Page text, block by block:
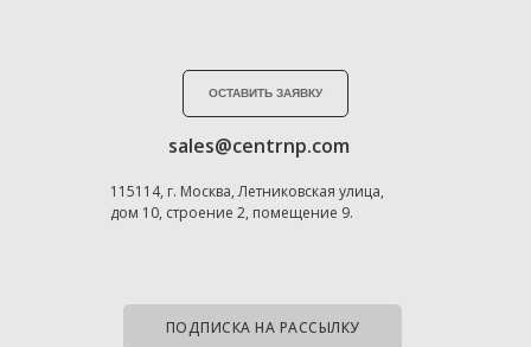
ПОДПИСКА НА РАССЫЛКУ
ОСТАВИТЬ ЗАЯВКУ
sales@centrnp.com
115114, г. Москва, Летниковская улица,
дом 10, строение 2, помещение 9.